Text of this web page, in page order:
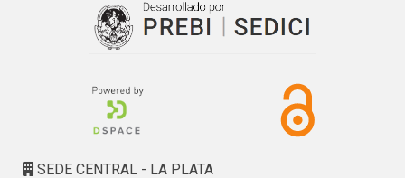
SEDE CENTRAL - LA PLATA